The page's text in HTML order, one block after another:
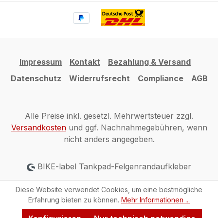
Impressum Kontakt
Bezahlung & Versand
Datenschutz
Widerrufsrecht Compliance AGB
Alle Preise inkl. gesetzl. Mehrwertsteuer zzgl.
Versandkostenund ggf. Nachnahmegebühren, wenn
nicht anders angegeben.
BIKE-label Tankpad-Felgenrandaufkleber
Diese Website verwendet Cookies, um eine bestmögliche
Erfahrung bieten zu können. Mehr Informationen ...